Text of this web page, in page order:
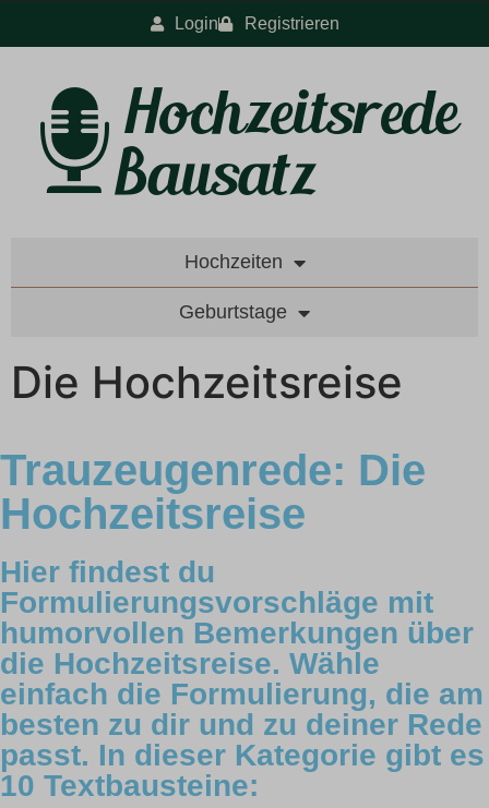
Login Registrieren
Hochzeiten
Geburtstage
Die Hochzeitsreise
Trauzeugenrede: Die
Hochzeitsreise
Hier findest du
Formulierungsvorschläge mit
humorvollen Bemerkungen über
die Hochzeitsreise. Wähle
einfach die Formulierung, die am
besten zu dir und zu deiner Rede
passt. In dieser Kategorie gibt es
10 Textbausteine: